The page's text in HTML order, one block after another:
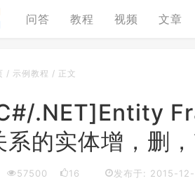
问答 教程 视频 文章
/ 示例教程 / 正文
.NET]Entity
系的实体增，删
57500 16 发布于: 2015-